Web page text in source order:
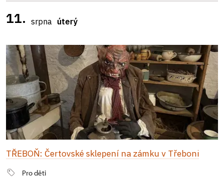
11. srpna úterý
TŘEBOŇ: Čertovské sklepení na zámku v Třeboni
Pro děti